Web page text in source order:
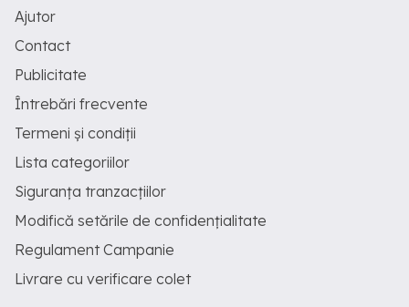
Ajutor
Contact
Publicitate
Întrebări frecvente
Termeni și condiții
Lista categoriilor
Siguranța tranzacțiilor
Modifică setările de confidențialitate
Regulament Campanie
Livrare cu verificare colet